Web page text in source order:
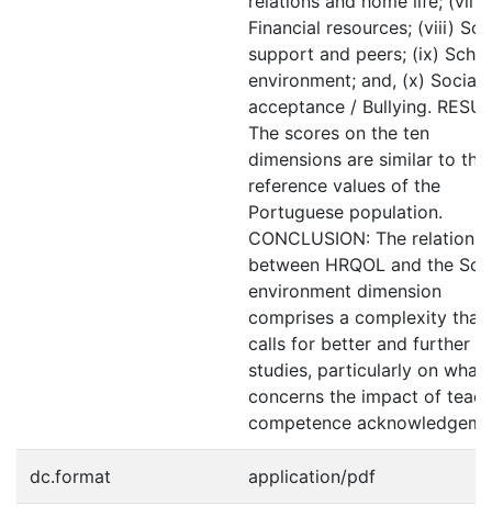
Financial resources; (viii)
support and peers; (ix)
environment; and, (x) Social
acceptance / Bullying.
The scores on the ten
dimensions are similar to the
reference values of the
Portuguese population.
CONCLUSION: The relation
between HRQOL and the
environment dimension
comprises a complexity that
calls for better and further
studies, particularly on what
concerns the impact of
competence
dc.format application/pdf